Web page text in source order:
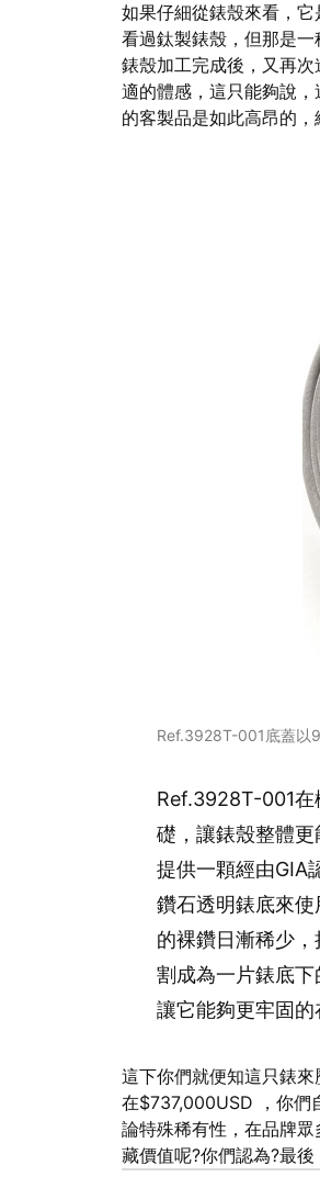
如果仔細從錶殼來看，
看過鈦製錶殼，但那是
錶殼加工完成後，又再
適的體感，這只能夠說
的客製品是如此高昂的
Ref.3928T-001底蓋以
Ref.3928T-001在
礎，讓錶殼整體
提供一顆經由GIA
鑽石透明錶底來
的裸鑽日漸稀少
割成為一片錶底下
讓它能夠更牢固的
這下你們就便知這只錶
在$737,000USD ，你們
論特殊稀有性，在品牌
藏價值呢?你們認為?最